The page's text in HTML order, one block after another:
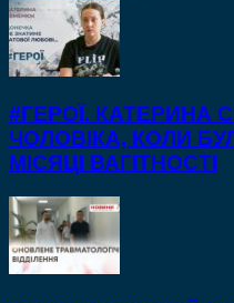
#ГЕРОЇ. КАТЕРИНА
ЧОЛОВІКА, КОЛИ
МІСЯЦІ ВАГІТНОСТІ